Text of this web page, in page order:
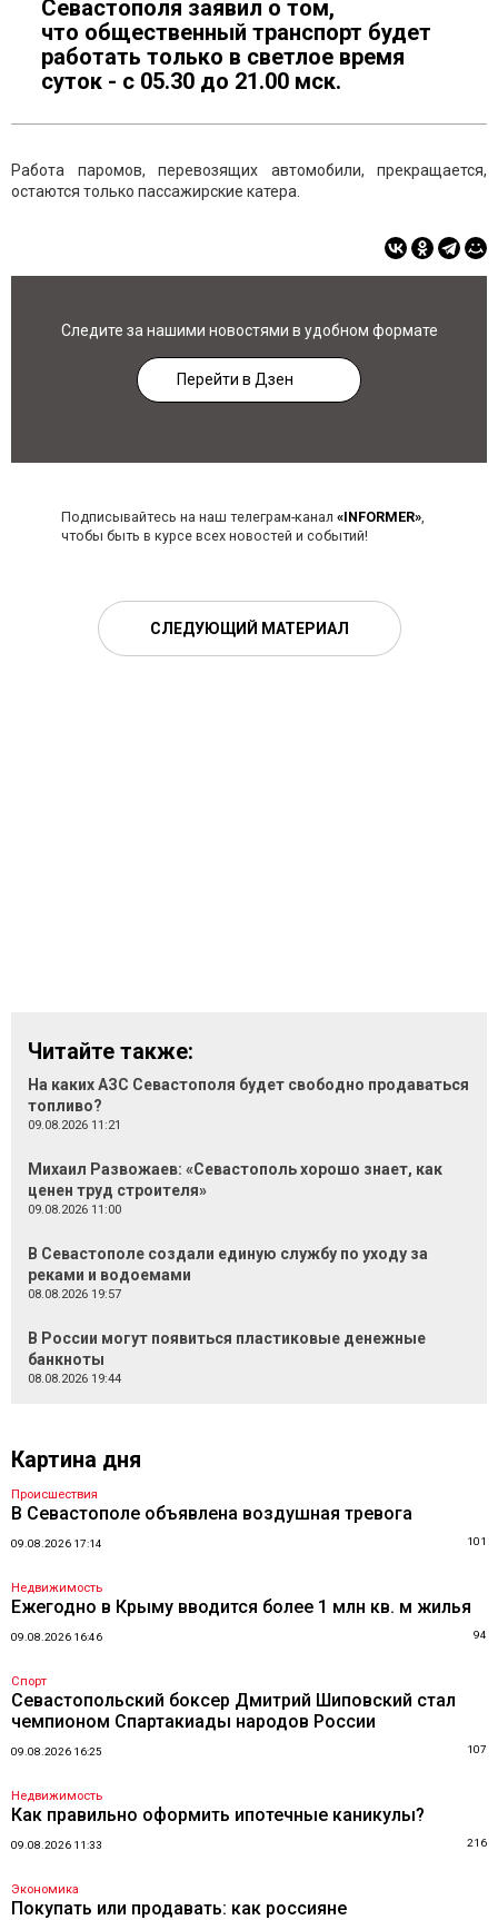
Севастополя заявил о том,
что общественный транспорт будет
работать только в светлое время
суток - с 05.30 до 21.00 мск.
Работа паромов, перевозящих автомобили, прекращается,
остаются только пассажирские катера.
Следите за нашими новостями в удобном формате
Перейти в Дзен
Подписывайтесь на наш телеграм-канал «INFORMER»,
чтобы быть в курсе всех новостей и событий!
СЛЕДУЮЩИЙ МАТЕРИАЛ
Читайте также:
На каких АЗС Севастополя будет свободно продаваться
топливо?
09.08.2026 11:21
Михаил Развожаев: «Севастополь хорошо знает, как
ценен труд строителя»
09.08.2026 11:00
В Севастополе создали единую службу по уходу за
реками и водоемами
08.08.2026 19:57
В России могут появиться пластиковые денежные
банкноты
08.08.2026 19:44
Картина дня
Происшествия
В Севастополе объявлена воздушная тревога
09.08.2026 17:14 101
Недвижимость
Ежегодно в Крыму вводится более 1 млн кв. м жилья
09.08.2026 16:46 94
Спорт
Севастопольский боксер Дмитрий Шиповский стал
чемпионом Спартакиады народов России
09.08.2026 16:25 107
Недвижимость
Как правильно оформить ипотечные каникулы?
09.08.2026 11:33 216
Экономика
Покупать или продавать: как россияне